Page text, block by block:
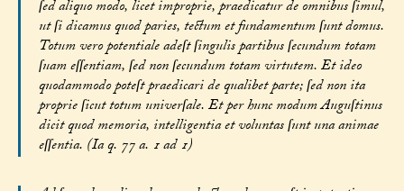
ſed aliquo modo, licet improprie, praedicatur de omnibus ſimul,
ut ſi dicamus quod paries, tectum et fundamentum ſunt domus.
Totum vero potentiale adeſt ſingulis partibus ſecundum totam
ſuam eſſentiam, ſed non ſecundum totam virtutem. Et ideo
quodammodo poteſt praedicari de qualibet parte; ſed non ita
proprie ſicut totum univerſale. Et per hunc modum Auguſtinus
dicit quod memoria, intelligentia et voluntas ſunt una animae
eſſentia. (Ia q. 77 a. 1 ad 1)